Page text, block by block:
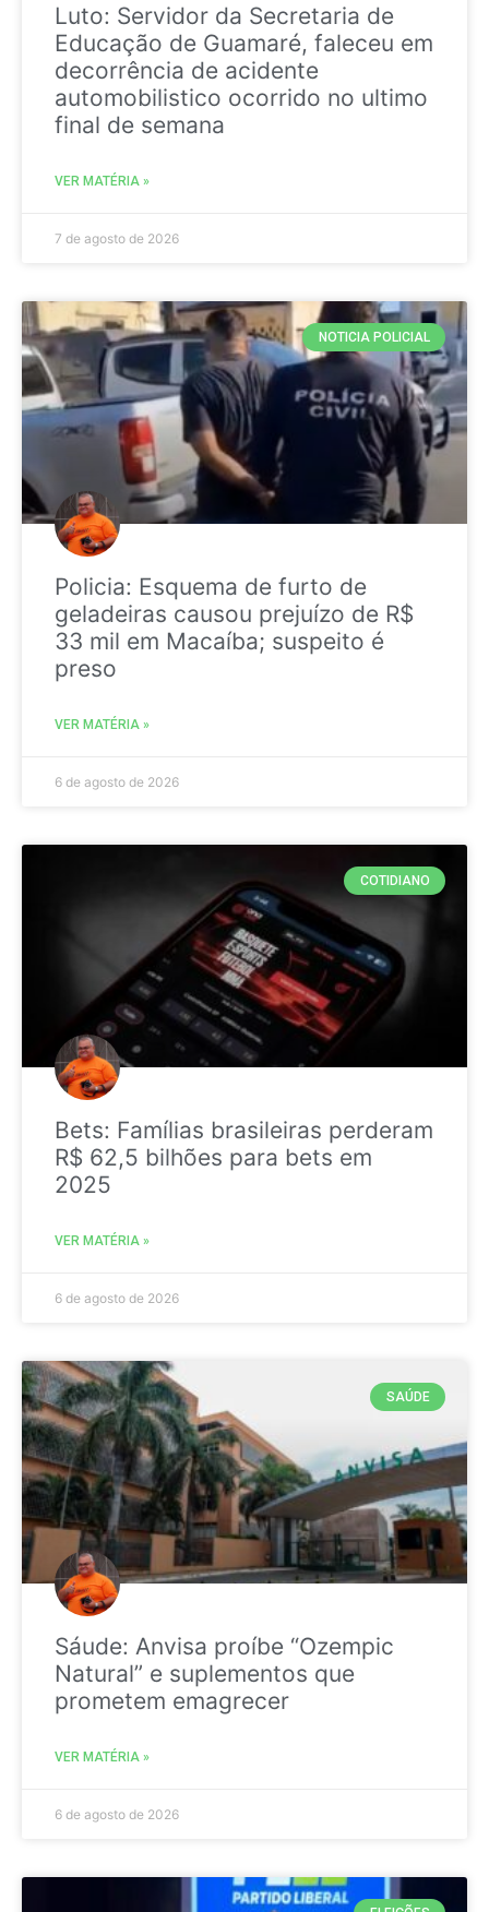
Luto: Servidor da Secretaria de
Educação de Guamaré, faleceu em
decorrência de acidente
automobilistico ocorrido no ultimo
final de semana
VER MATÉRIA »
7 de agosto de 2026
NOTICIA POLICIAL
Policia: Esquema de furto de
geladeiras causou prejuízo de R$
33 mil em Macaíba; suspeito é
preso
VER MATÉRIA »
6 de agosto de 2026
COTIDIANO
Bets: Famílias brasileiras perderam
R$ 62,5 bilhões para bets em
2025
VER MATÉRIA »
6 de agosto de 2026
SAÚDE
Sáude: Anvisa proíbe “Ozempic
Natural” e suplementos que
prometem emagrecer
VER MATÉRIA »
6 de agosto de 2026